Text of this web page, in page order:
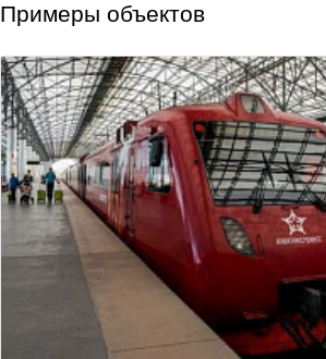
Примеры объектов